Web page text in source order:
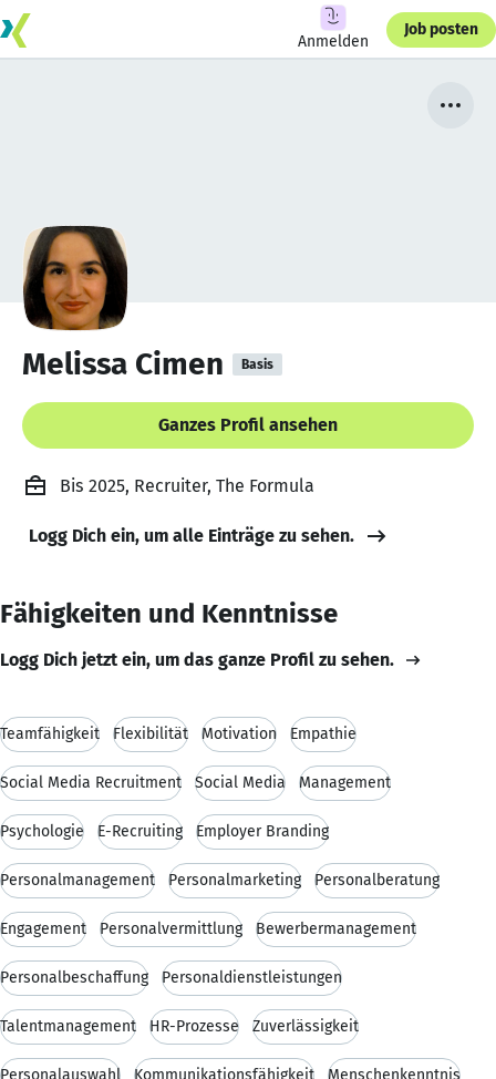
Anmelden
Job posten
Melissa Cimen Basis
Ganzes Profil ansehen
Bis 2025, Recruiter, The Formula
Logg Dich ein, um alle Einträge zu sehen.
Fähigkeiten und Kenntnisse
Logg Dich jetzt ein, um das ganze Profil zu sehen.
Teamfähigkeit Flexibilität Motivation Empathie
Social Media Recruitment Social Media Management
Psychologie E-Recruiting Employer Branding
Personalmanagement Personalmarketing Personalberatung
Engagement Personalvermittlung Bewerbermanagement
Personalbeschaffung Personaldienstleistungen
Talentmanagement HR-Prozesse Zuverlässigkeit
Personalauswahl Kommunikationsfähigkeit Menschenkenntnis